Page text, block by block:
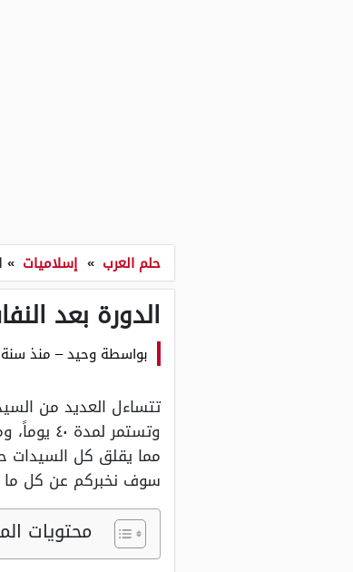
حلم العرب » إسلاميات »
الدورة بعد
بواسطة وحيد– منذ
تتساءل العديد من
مما يقلق كل السيدات
سوف نخبركم عن كل ما
محتويات